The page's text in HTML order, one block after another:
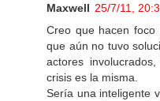
Maxwell 25/7/11,
Creo que hacen
que aún no tuvo
actores
crisis es la misma.
Sería una inteligente